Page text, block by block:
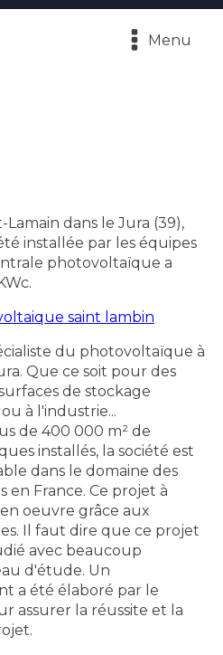
Menu
dans le Jura (39),
installée par les équipes
photovoltaïque a
du photovoltaïque à
Que ce soit pour des
de stockage
à l'industrie...
de 400 000 m² de
installés, la société est
dans le domaine des
en France. Ce projet à
oeuvre grâce aux
Il faut dire que ce projet
avec beaucoup
d'étude. Un
a été élaboré par le
assurer la réussite et la